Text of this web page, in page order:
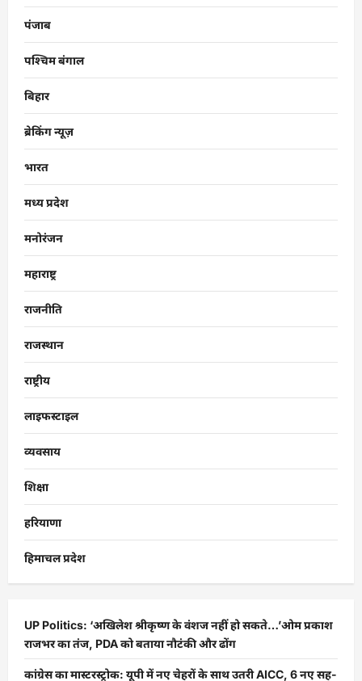
पंजाब
पश्चिम बंगाल
बिहार
ब्रेकिंग न्यूज़
भारत
मध्य प्रदेश
मनोरंजन
महाराष्ट्र
राजनीति
राजस्थान
राष्ट्रीय
लाइफस्टाइल
व्यवसाय
शिक्षा
हरियाणा
हिमाचल प्रदेश
UP Politics: ‘अखिलेश श्रीकृष्ण के वंशज नहीं हो सकते…’ओम प्रकाश
राजभर का तंज, PDA को बताया नौटंकी और ढोंग
कांग्रेस का मास्टरस्ट्रोक: यूपी में नए चेहरों के साथ उतरी AICC, 6 नए सह-